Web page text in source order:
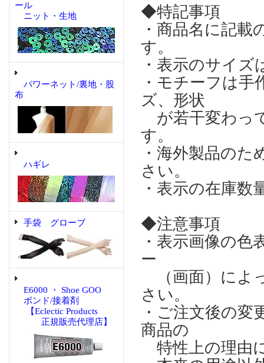
ール
ニット・生地
パワーネット/裏地・股
布
ハギレ
手袋 グローブ
E6000 ・ Shoe GOO
ボンド/接着剤
【Eclectic Products
正規販売代理店】
◆特記事項
・商品名に記
す。
・表示のサイ
・モチーフは
ズ、形状
が若干変わっ
す。
・海外製品の
さい。
・表示の在庫
◆注意事項
・表示画像の
ー
（画面）によ
さい。
・ご注文後の
商品の
特性上の理由